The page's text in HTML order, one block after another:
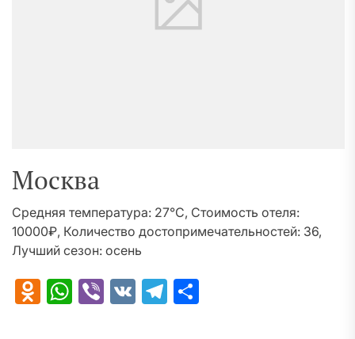
Москва
Средняя температура: 27°C, Стоимость отеля:
10000₽, Количество достопримечательностей: 36,
Лучший сезон: осень
Odnoklassniki
WhatsApp
Viber
VK Telegram